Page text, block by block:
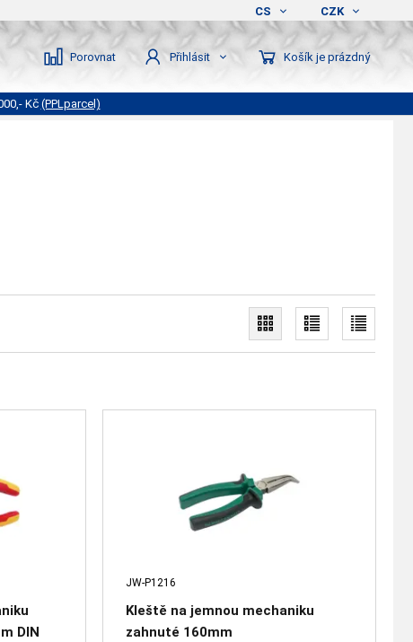
CS CZK
Porovnat Přihlásit Košík je prázdný
Kč (PPLparcel)
DIN
JW-P1216
Kleště na jemnou mechaniku
zahnuté 160mm